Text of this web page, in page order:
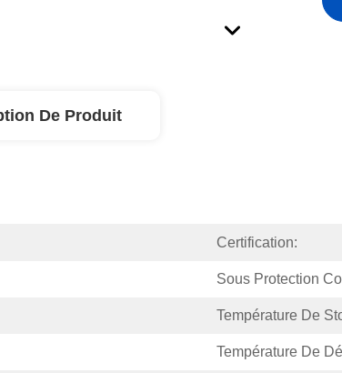
De Produit
Certification:
Sous Protection
Température De
Température De